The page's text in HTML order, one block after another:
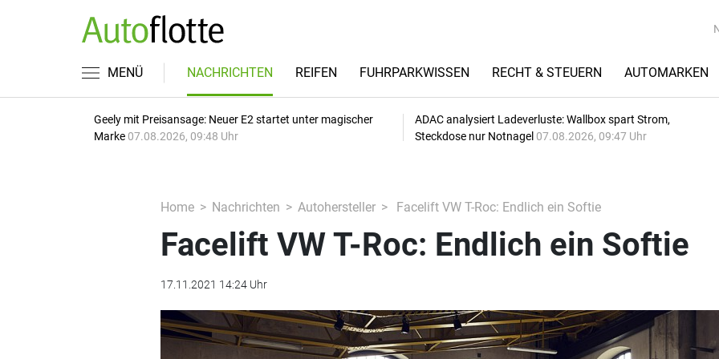
MENÜ NACHRICHTEN REIFEN FUHRPARKWISSEN RECHT & STEUERN AUTOMARKEN
Geely mit Preisansage: Neuer E2 startet unter magischer
Marke 07.08.2026, 09:48 Uhr
ADAC analysiert Ladeverluste: Wallbox spart Strom,
Steckdose nur Notnagel 07.08.2026, 09:47 Uhr
Home Nachrichten Autohersteller Facelift VW T-Roc: Endlich ein Softie
Facelift VW T-Roc: Endlich ein Softie
17.11.2021 14:24 Uhr